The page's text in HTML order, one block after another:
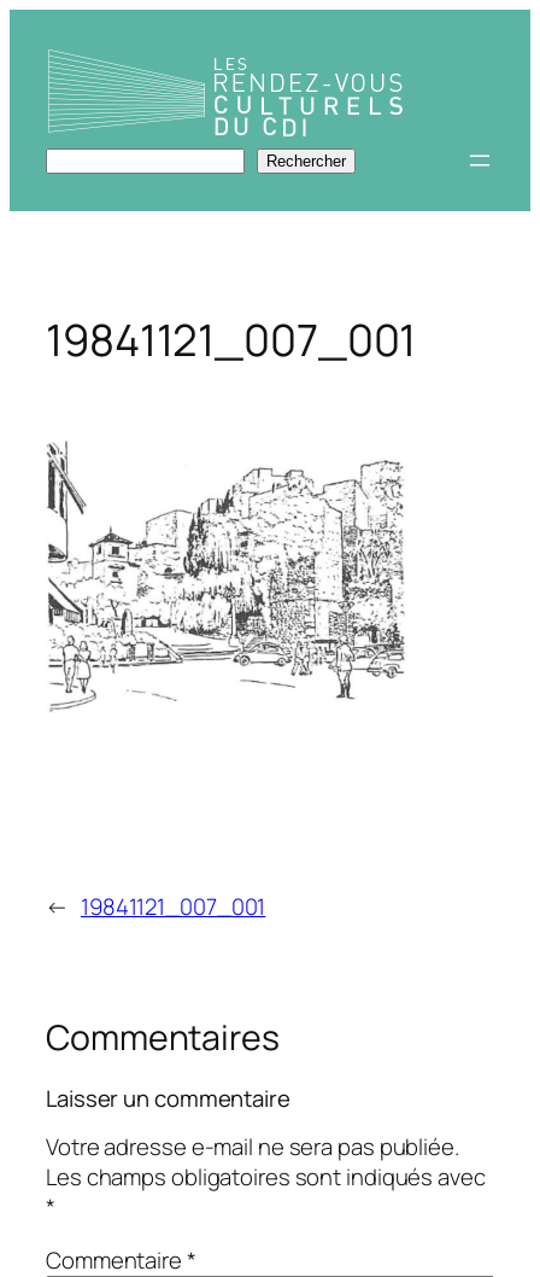
contenu
Rechercher Rechercher
19841121_007_001
← 19841121_007_001
Commentaires
Laisser un commentaire
Votre adresse e-mail ne sera pas publiée.
Les champs obligatoires sont indiqués avec
*
Commentaire*